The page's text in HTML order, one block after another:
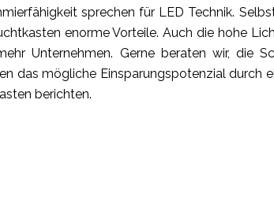
sprechen für LED Technik.
enorme Vorteile. Auch die hohe
Unternehmen. Gerne beraten wir, die
das mögliche Einsparungspotenzial durch
berichten.